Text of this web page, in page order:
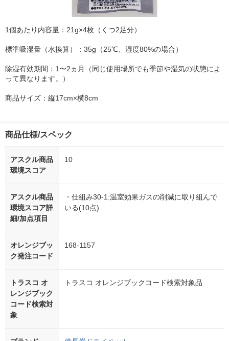
1個あたり内容量：21g×4枚（くつ2足分）
標準吸湿量（水換算）：35g（25℃、湿度80%の場合）
除湿有効期間：1〜2ヵ月（同じ使用場所でも季節や湿気の状態によ
って異なります。）
商品サイズ：縦17cm×横8cm
商品仕様/スペック
アスクル商品
環境スコア
10
アスクル商品
環境スコア詳
細/加点項目
・仕組み30-1:温室効果ガスの削減に取り組んで
いる(10点)
オレンジブッ
ク発注コード
168-1157
トラスコ オ
レンジブック
コード検索対
象
トラスコ オレンジブックコード検索対象品